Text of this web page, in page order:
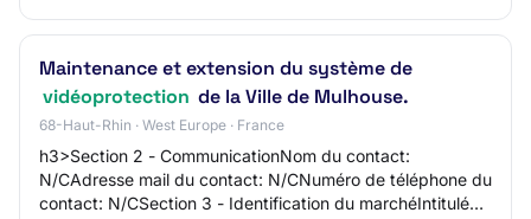
Maintenance et extension du système de
vidéoprotection de la Ville de Mulhouse.
68-Haut-Rhin · West Europe · France
h3>Section 2 - CommunicationNom du contact:
N/CAdresse mail du contact: N/CNuméro de téléphone du
contact: N/CSection 3 - Identification du marchéIntitulé